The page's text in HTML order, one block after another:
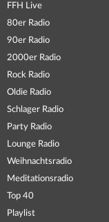
FFH Live
80er Radio
90er Radio
2000er Radio
Rock Radio
Oldie Radio
Schlager Radio
Party Radio
Lounge Radio
Weihnachtsradio
Meditationsradio
Top 40
Playlist